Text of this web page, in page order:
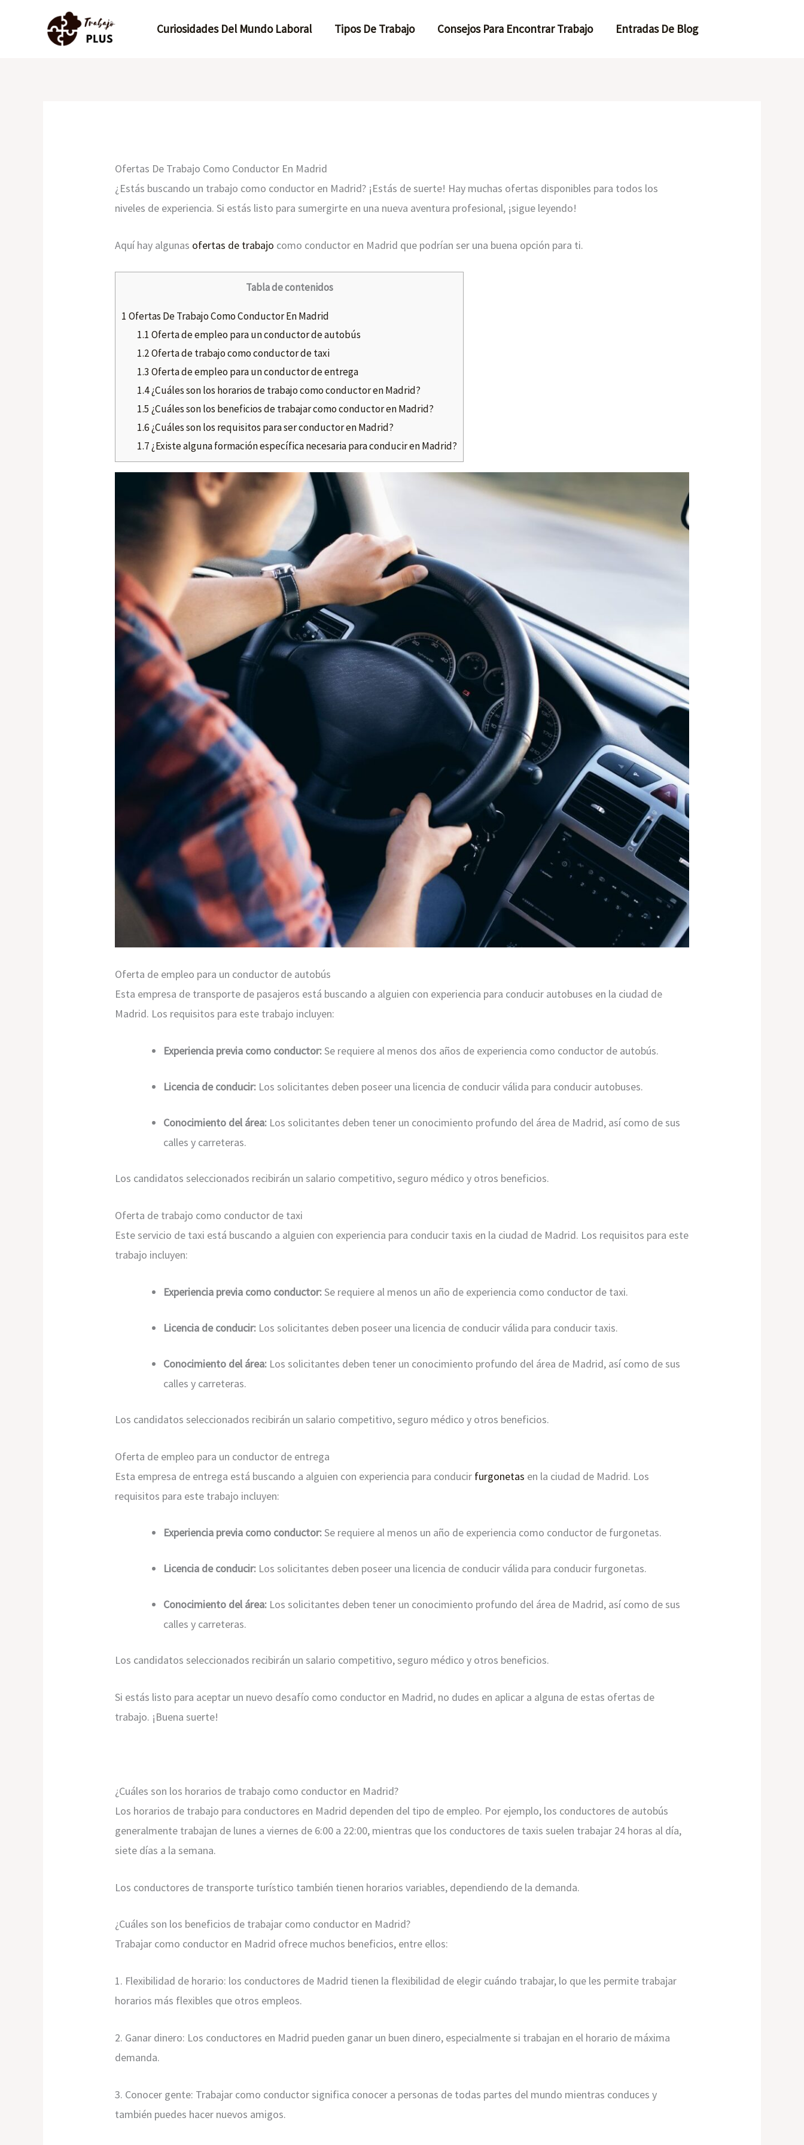
Curiosidades Del Mundo Laboral Tipos De Trabajo Consejos Para Encontrar Trabajo Entradas De Blog
Ofertas De Trabajo Como Conductor En Madrid
¿Estás buscando un trabajo como conductor en Madrid? ¡Estás de suerte! Hay muchas ofertas disponibles para todos los
niveles de experiencia. Si estás listo para sumergirte en una nueva aventura profesional, ¡sigue leyendo!
Aquí hay algunas ofertas de trabajo como conductor en Madrid que podrían ser una buena opción para ti.
Tabla de contenidos
1 Ofertas De Trabajo Como Conductor En Madrid
1.1 Oferta de empleo para un conductor de autobús
1.2Oferta de trabajo como conductor de taxi
1.3 Oferta de empleo para un conductor de entrega
1.4¿Cuáles son los horarios de trabajo como conductor en Madrid?
1.5 ¿Cuáles son los beneficios de trabajar como conductor en Madrid?
1.6¿Cuáles son los requisitos para ser conductor en Madrid?
1.7¿Existe alguna formación específica necesaria para conducir en Madrid?
Oferta de empleo para un conductor de autobús
Esta empresa de transporte de pasajeros está buscando a alguien con experiencia para conducir autobuses en la ciudad de
Madrid. Los requisitos para este trabajo incluyen:
Experiencia previa como conductor:Se requiere al menos dos años de experiencia como conductor de autobús.
Licencia de conducir: Los solicitantes deben poseer una licencia de conducir válida para conducir autobuses.
Conocimiento del área: Los solicitantes deben tener un conocimiento profundo del área de Madrid, así como de sus
calles y carreteras.
Los candidatos seleccionados recibirán un salario competitivo, seguro médico y otros beneficios.
Oferta de trabajo como conductor de taxi
Este servicio de taxi está buscando a alguien con experiencia para conducir taxis en la ciudad de Madrid. Los requisitos para este
trabajo incluyen:
Experiencia previa como conductor:Se requiere al menos un año de experiencia como conductor de taxi.
Licencia de conducir: Los solicitantes deben poseer una licencia de conducir válida para conducir taxis.
Conocimiento del área: Los solicitantes deben tener un conocimiento profundo del área de Madrid, así como de sus
calles y carreteras.
Los candidatos seleccionados recibirán un salario competitivo, seguro médico y otros beneficios.
Oferta de empleo para un conductor de entrega
Esta empresa de entrega está buscando a alguien con experiencia para conducir furgonetas en la ciudad de Madrid. Los
requisitos para este trabajo incluyen:
Experiencia previa como conductor:Se requiere al menos un año de experiencia como conductor de furgonetas.
Licencia de conducir: Los solicitantes deben poseer una licencia de conducir válida para conducir furgonetas.
Conocimiento del área: Los solicitantes deben tener un conocimiento profundo del área de Madrid, así como de sus
calles y carreteras.
Los candidatos seleccionados recibirán un salario competitivo, seguro médico y otros beneficios.
Si estás listo para aceptar un nuevo desafío como conductor en Madrid, no dudes en aplicar a alguna de estas ofertas de
trabajo. ¡Buena suerte!
¿Cuáles son los horarios de trabajo como conductor en Madrid?
Los horarios de trabajo para conductores en Madrid dependen del tipo de empleo. Por ejemplo, los conductores de autobús
generalmente trabajan de lunes a viernes de 6:00 a 22:00, mientras que los conductores de taxis suelen trabajar 24 horas al día,
siete días a la semana.
Los conductores de transporte turístico también tienen horarios variables, dependiendo de la demanda.
¿Cuáles son los beneficios de trabajar como conductor en Madrid?
Trabajar como conductor en Madrid ofrece muchos beneficios, entre ellos:
1. Flexibilidad de horario: los conductores de Madrid tienen la flexibilidad de elegir cuándo trabajar, lo que les permite trabajar
horarios más flexibles que otros empleos.
2. Ganar dinero: Los conductores en Madrid pueden ganar un buen dinero, especialmente si trabajan en el horario de máxima
demanda.
3. Conocer gente: Trabajar como conductor significa conocer a personas de todas partes del mundo mientras conduces y
también puedes hacer nuevos amigos.